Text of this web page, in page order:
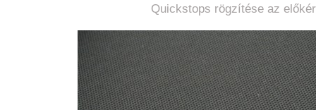
Quickstops rögzítése az